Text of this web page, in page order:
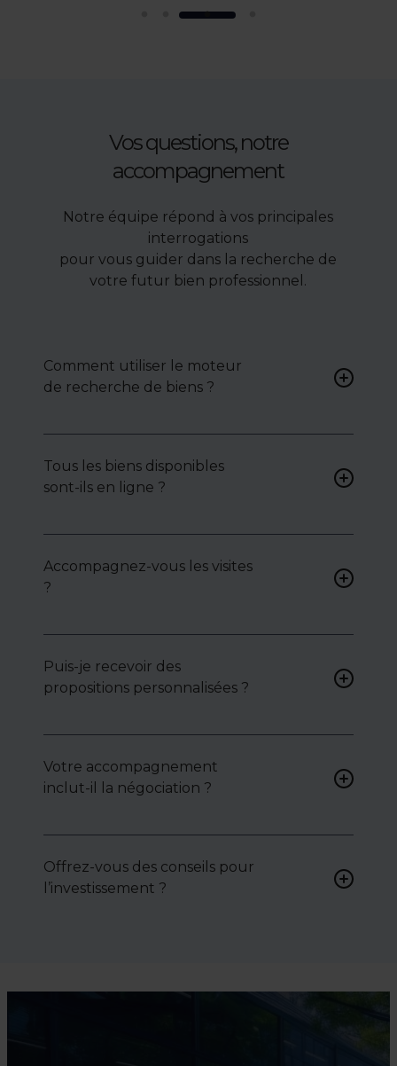
Vos questions, notre
accompagnement
Notre équipe répond à vos principales
interrogations
pour vous guider dans la recherche de
votre futur bien professionnel.
Comment utiliser le moteur
de recherche de biens ?
Renseignez vos critères (type
pour accéder à une liste de
biens ciblés.
Tous les biens disponibles
sont-ils en ligne ?
Non. Certains biens sont
toute confidentialité :
contactez-nous pour y
Accompagnez-vous les visites
?
visites, analysons chaque bien
avec vous, et mettons en
lumière ses atouts ou
contraintes.
Puis-je recevoir des
propositions personnalisées ?
Bien sûr. Nos consultants
biens sur mesure, selon vos
attentes et votre secteur.
Votre accompagnement
inclut-il la négociation ?
Oui, nous intervenons
négocier le prix, le bail ou les
conditions de vente.
Offrez-vous des conseils pour
l’investissement ?
l’évaluation et la valorisation